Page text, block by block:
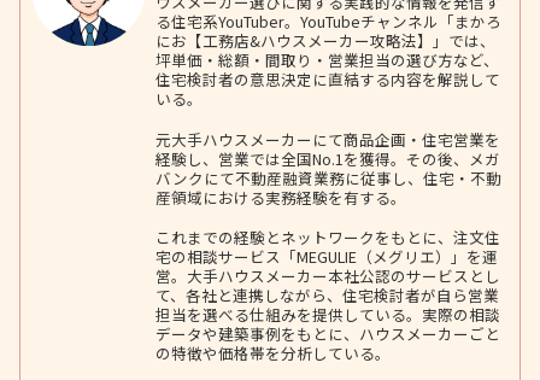
る住宅系YouTuber。YouTubeチャンネル「まかろ
にお【工務店&ハウスメーカー攻略法】」では、
坪単価・総額・間取り・営業担当の選び方など、
住宅検討者の意思決定に直結する内容を解説して
いる。
元大手ハウスメーカーにて商品企画・住宅営業を
経験し、営業では全国No.1を獲得。その後、メガ
バンクにて不動産融資業務に従事し、住宅・不動
産領域における実務経験を有する。
これまでの経験とネットワークをもとに、注文住
宅の相談サービス「MEGULIE（メグリエ）」を運
営。大手ハウスメーカー本社公認のサービスとし
て、各社と連携しながら、住宅検討者が自ら営業
担当を選べる仕組みを提供している。実際の相談
データや建築事例をもとに、ハウスメーカーごと
の特徴や価格帯を分析している。